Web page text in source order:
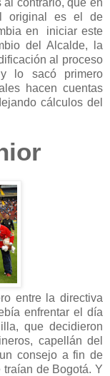
original es el de
en iniciar este
del Alcalde, la
al proceso
lo sacó primero
hacen cuentas
cálculos del
entre la directiva
enfrentar el día
que decidieron
capellán del
consejo a fin de
traían de Bogotá. Y